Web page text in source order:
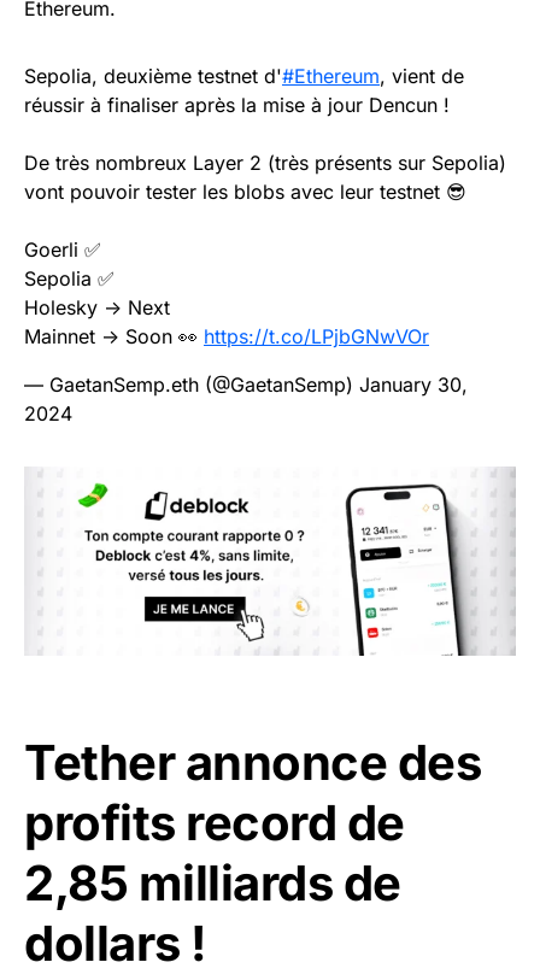
Ethereum.
Sepolia, deuxième testnet d'#Ethereum, vient de
réussir à finaliser après la mise à jour Dencun !
De très nombreux Layer 2 (très présents sur Sepolia)
vont pouvoir tester les blobs avec leur testnet 😎
Goerli ✅
Sepolia ✅
Holesky -> Next
Mainnet -> Soon 👀 https://t.co/LPjbGNwVOr
— GaetanSemp.eth (@GaetanSemp) January 30,
2024
Tether annonce des
profits record de
2,85 milliards de
dollars !